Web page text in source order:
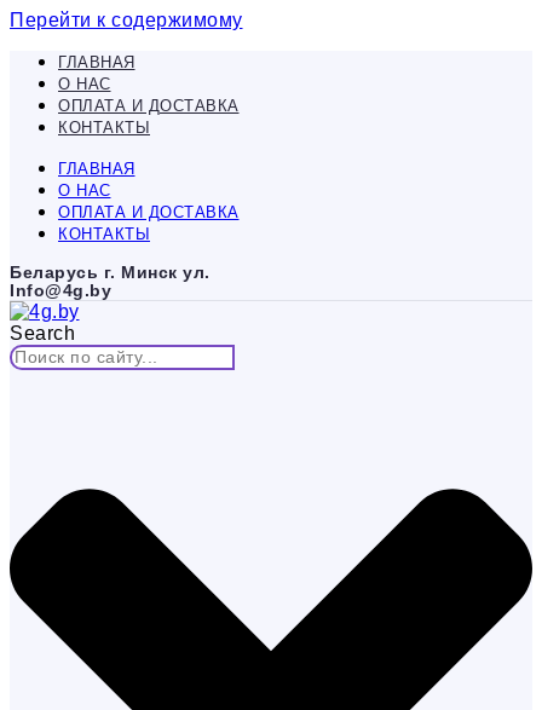
Перейти к содержимому
ГЛАВНАЯ
О НАС
ОПЛАТА И ДОСТАВКА
КОНТАКТЫ
ГЛАВНАЯ
О НАС
ОПЛАТА И ДОСТАВКА
КОНТАКТЫ
Беларусь г. Минск ул.
Info@4g.by
Search